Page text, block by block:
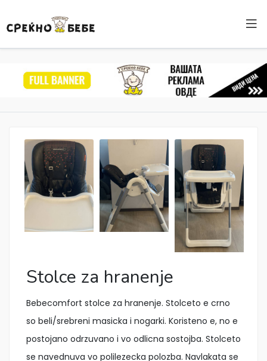
Stolce za hranenje
Bebecomfort stolce za hranenje. Stolceto e crno
so beli/srebreni masicka i nogarki. Koristeno e, no e
postojano odrzuvano i vo odlicna sostojba. Stolceto
se navednuva vo polilezecka polozba. Navlakata se